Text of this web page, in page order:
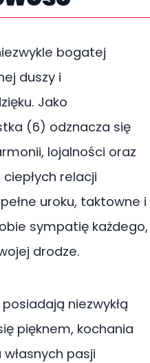
bogatej
duszy i
Jako
(6) odznacza się
lojalności oraz
relacji
uroku, taktowne i
sympatię każdego,
drodze.
niezwykłą
pięknem, kochania
pasji